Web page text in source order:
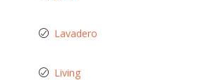
Lavadero
Living